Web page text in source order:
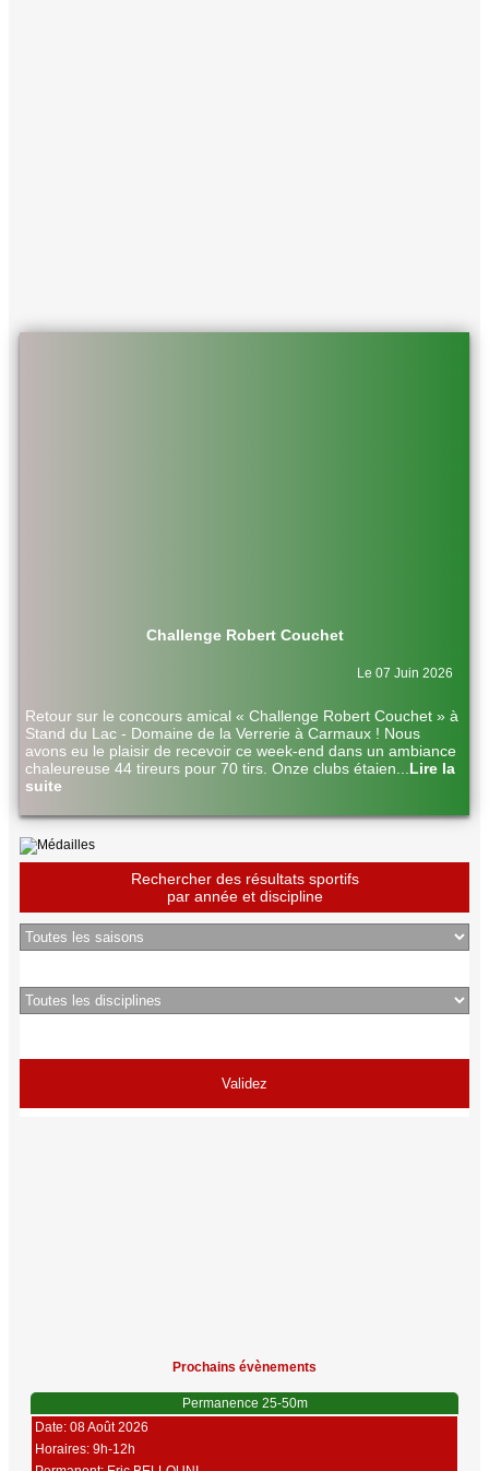
Challenge Robert Couchet
Le 07 Juin 2026
Retour sur le concours amical « Challenge Robert Couchet » à
Stand du Lac - Domaine de la Verrerie à Carmaux ! Nous
avons eu le plaisir de recevoir ce week-end dans un ambiance
chaleureuse 44 tireurs pour 70 tirs. Onze clubs étaien
Lire la
suite
Rechercher des résultats sportifs
par année et discipline
Prochains évènements
Permanence 25-50m
Date: 08 Août 2026
Horaires: 9h-12h